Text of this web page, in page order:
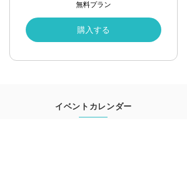
無料プラン
購入する
イベントカレンダー